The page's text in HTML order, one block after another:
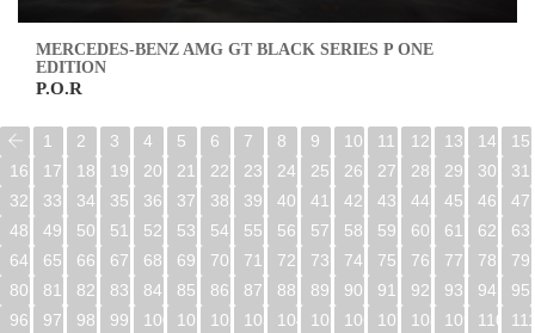
MERCEDES-BENZ AMG GT BLACK SERIES P ONE
EDITION
P.O.R
1 2 3 4 5 6 7 8 9 10 11 12 13 14
15
16
17 18 19 20 21 22 23 24 25 26 27 28 29 30
31
32
33 34 35 36 37 38 39 40 41 42 43 44 45 46
47
48
49 50 51 52 53 54 55 56 57 58 59 60 61 62
63
64
65 66 67 68 69 70 71 72 73 74 75 76 77 78
79
80
81 82 83 84 85 86 87 88 89 90 91 92 93 94
95
96
97 98 99 100 101 102 103 104 105 106 107 108 109 110